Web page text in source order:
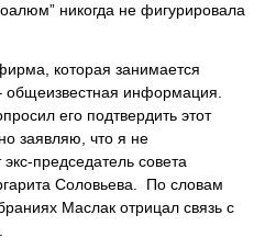
никогда не фигурировала
которая занимается
информация.
его подтвердить этот
заявляю, что я не
председатель совета
Соловьева. По словам
Маслак отрицал связь с